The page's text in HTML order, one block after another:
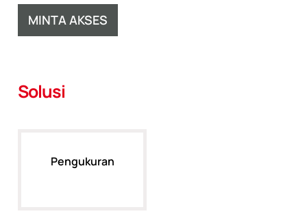
MINTA AKSES
Solusi
Pengukuran